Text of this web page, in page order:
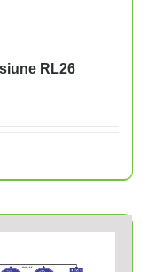
RL26